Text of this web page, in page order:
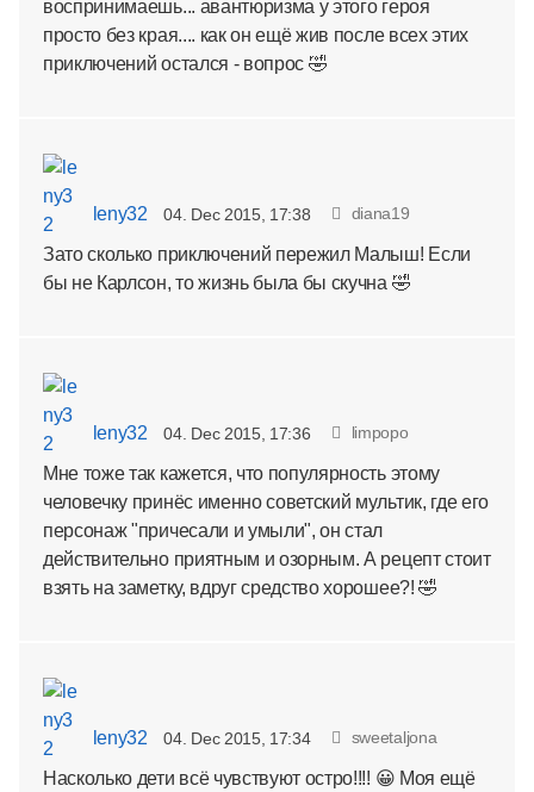
воспринимаешь... авантюризма у этого героя
просто без края.... как он ещё жив после всех этих
приключений остался - вопрос 🤣
leny32 04. Dec 2015, 17:38 diana19
Зато сколько приключений пережил Малыш! Если
бы не Карлсон, то жизнь была бы скучна 🤣
leny32 04. Dec 2015, 17:36 limpopo
Мне тоже так кажется, что популярность этому
человечку принёс именно советский мультик, где его
персонаж "причесали и умыли", он стал
действительно приятным и озорным. А рецепт стоит
взять на заметку, вдруг средство хорошее?! 🤣
leny32 04. Dec 2015, 17:34 sweetaljona
Насколько дети всё чувствуют остро!!!! 😀 Моя ещё